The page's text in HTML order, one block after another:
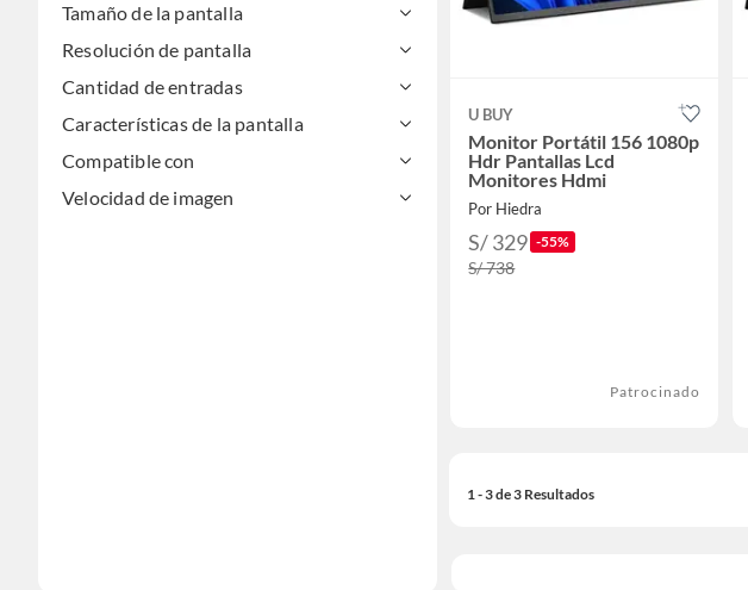
Tamaño de la pantalla
Resolución de pantalla
Cantidad de entradas
Características de la pantalla
Compatible con
Velocidad de imagen
U BUY
Monitor Portátil 156 1080p
Hdr Pantallas Lcd
Monitores Hdmi
Por Hiedra
S/ 329 -55%
S/ 738
Patrocinado
1 - 3 de 3 Resultados